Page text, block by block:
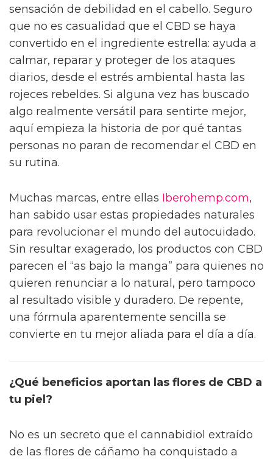
sensación de debilidad en el cabello. Seguro
que no es casualidad que el CBD se haya
convertido en el ingrediente estrella: ayuda a
calmar, reparar y proteger de los ataques
diarios, desde el estrés ambiental hasta las
rojeces rebeldes. Si alguna vez has buscado
algo realmente versátil para sentirte mejor,
aquí empieza la historia de por qué tantas
personas no paran de recomendar el CBD en
su rutina.
Muchas marcas, entre ellas Iberohemp.com,
han sabido usar estas propiedades naturales
para revolucionar el mundo del autocuidado.
Sin resultar exagerado, los productos con CBD
parecen el “as bajo la manga” para quienes no
quieren renunciar a lo natural, pero tampoco
al resultado visible y duradero. De repente,
una fórmula aparentemente sencilla se
convierte en tu mejor aliada para el día a día.
¿Qué beneficios aportan las flores de CBD a
tu piel?
No es un secreto que el cannabidiol extraído
de las flores de cáñamo ha conquistado a